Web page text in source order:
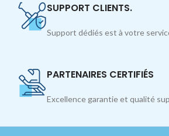
SUPPORT CLIENTS.
Support dédiés est à votre
PARTENAIRES CERTIFIÉS
Excellence garantie et qualité